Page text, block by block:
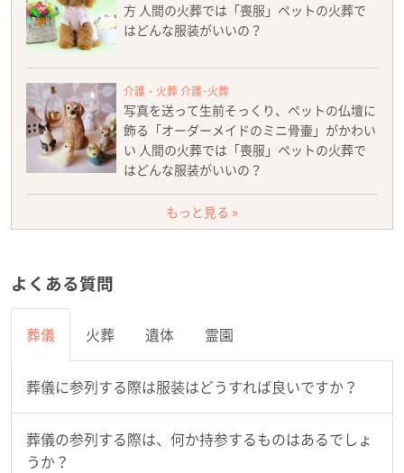
方 人間の火葬では「喪服」ペットの火葬で
はどんな服装がいいの？
介護・火葬 介護･火葬
写真を送って生前そっくり、ペットの仏壇に
飾る「オーダーメイドのミニ骨壷」がかわい
い 人間の火葬では「喪服」ペットの火葬で
はどんな服装がいいの？
もっと見る »
よくある質問
葬儀 火葬 遺体 霊園
葬儀に参列する際は服装はどうすれば良いですか？
葬儀の参列する際は、何か持参するものはあるでしょ
うか？